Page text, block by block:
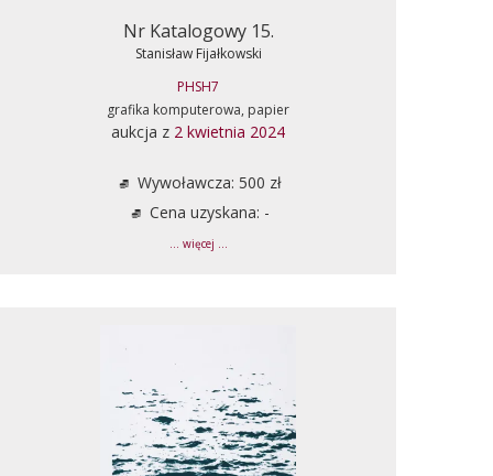
Nr Katalogowy 15.
Stanisław Fijałkowski
PHSH7
grafika komputerowa, papier
aukcja z 2 kwietnia 2024
Wywoławcza: 500 zł
Cena uzyskana: -
... więcej ...